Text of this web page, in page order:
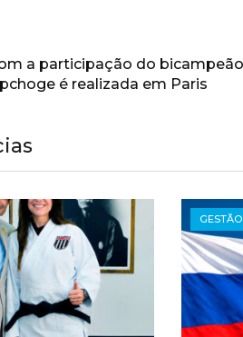
a participação do bicampeão
é realizada em Paris
GESTÃO